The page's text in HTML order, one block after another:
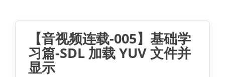
【音视频连载-005】基础学
习篇-SDL 加载 YUV 文件并
显示